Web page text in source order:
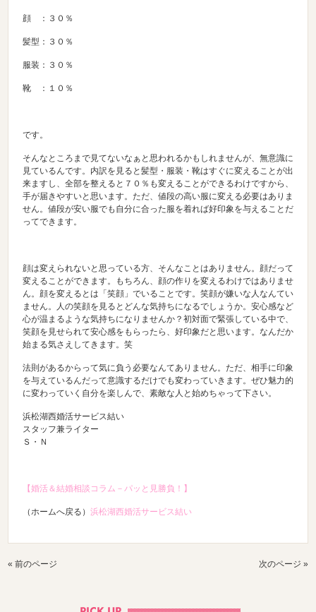
顔 ：３０％
髪型：３０％
服装：３０％
靴 ：１０％
です。
そんなところまで見てないなぁと思われるかもしれませんが、無意識に
見ているんです。内訳を見ると髪型・服装・靴はすぐに変えることが出
来ますし、全部を整えると７０％も変えることができるわけですから、
手が届きやすいと思います。ただ、値段の高い服に変える必要はありま
せん。値段が安い服でも自分に合った服を着れば好印象を与えることだ
ってできます。
顔は変えられないと思っている方、そんなことはありません。顔だって
変えることができます。もちろん、顔の作りを変えるわけではありませ
ん。顔を変えるとは「笑顔」でいることです。笑顔が嫌いな人なんてい
ません。人の笑顔を見るとどんな気持ちになるでしょうか。安心感など
心が温まるような気持ちになりませんか？初対面で緊張している中で、
笑顔を見せられて安心感をもらったら、好印象だと思います。なんだか
始まる気さえしてきます。笑
法則があるからって気に負う必要なんてありません。ただ、相手に印象
を与えているんだって意識するだけでも変わっていきます。ぜひ魅力的
に変わっていく自分を楽しんで、素敵な人と始めちゃって下さい。
浜松湖西婚活サービス結い
スタッフ兼ライター
Ｓ・Ｎ
【婚活＆結婚相談コラム－パッと見勝負！】
（ホームへ戻る）浜松湖西婚活サービス結い
« 前のページ 次のページ »